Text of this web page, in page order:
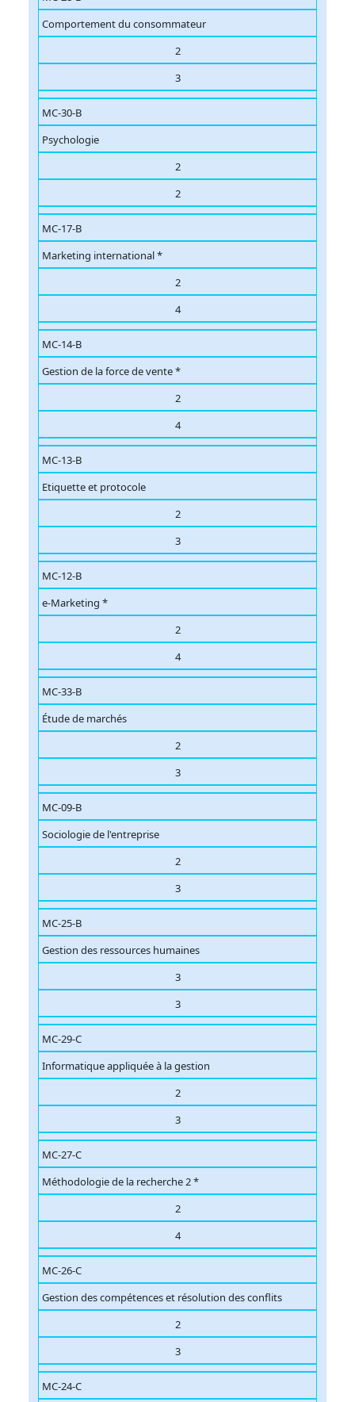
Comportement du consommateur
2
3
MC-30-B
Psychologie
2
2
MC-17-B
Marketing international *
2
4
MC-14-B
Gestion de la force de vente *
2
4
MC-13-B
Etiquette et protocole
2
3
MC-12-B
e-Marketing *
2
4
MC-33-B
Étude de marchés
2
3
MC-09-B
Sociologie de l'entreprise
2
3
MC-25-B
Gestion des ressources humaines
3
3
MC-29-C
Informatique appliquée à la gestion
2
3
MC-27-C
Méthodologie de la recherche 2 *
2
4
MC-26-C
Gestion des compétences et résolution des conflits
2
3
MC-24-C